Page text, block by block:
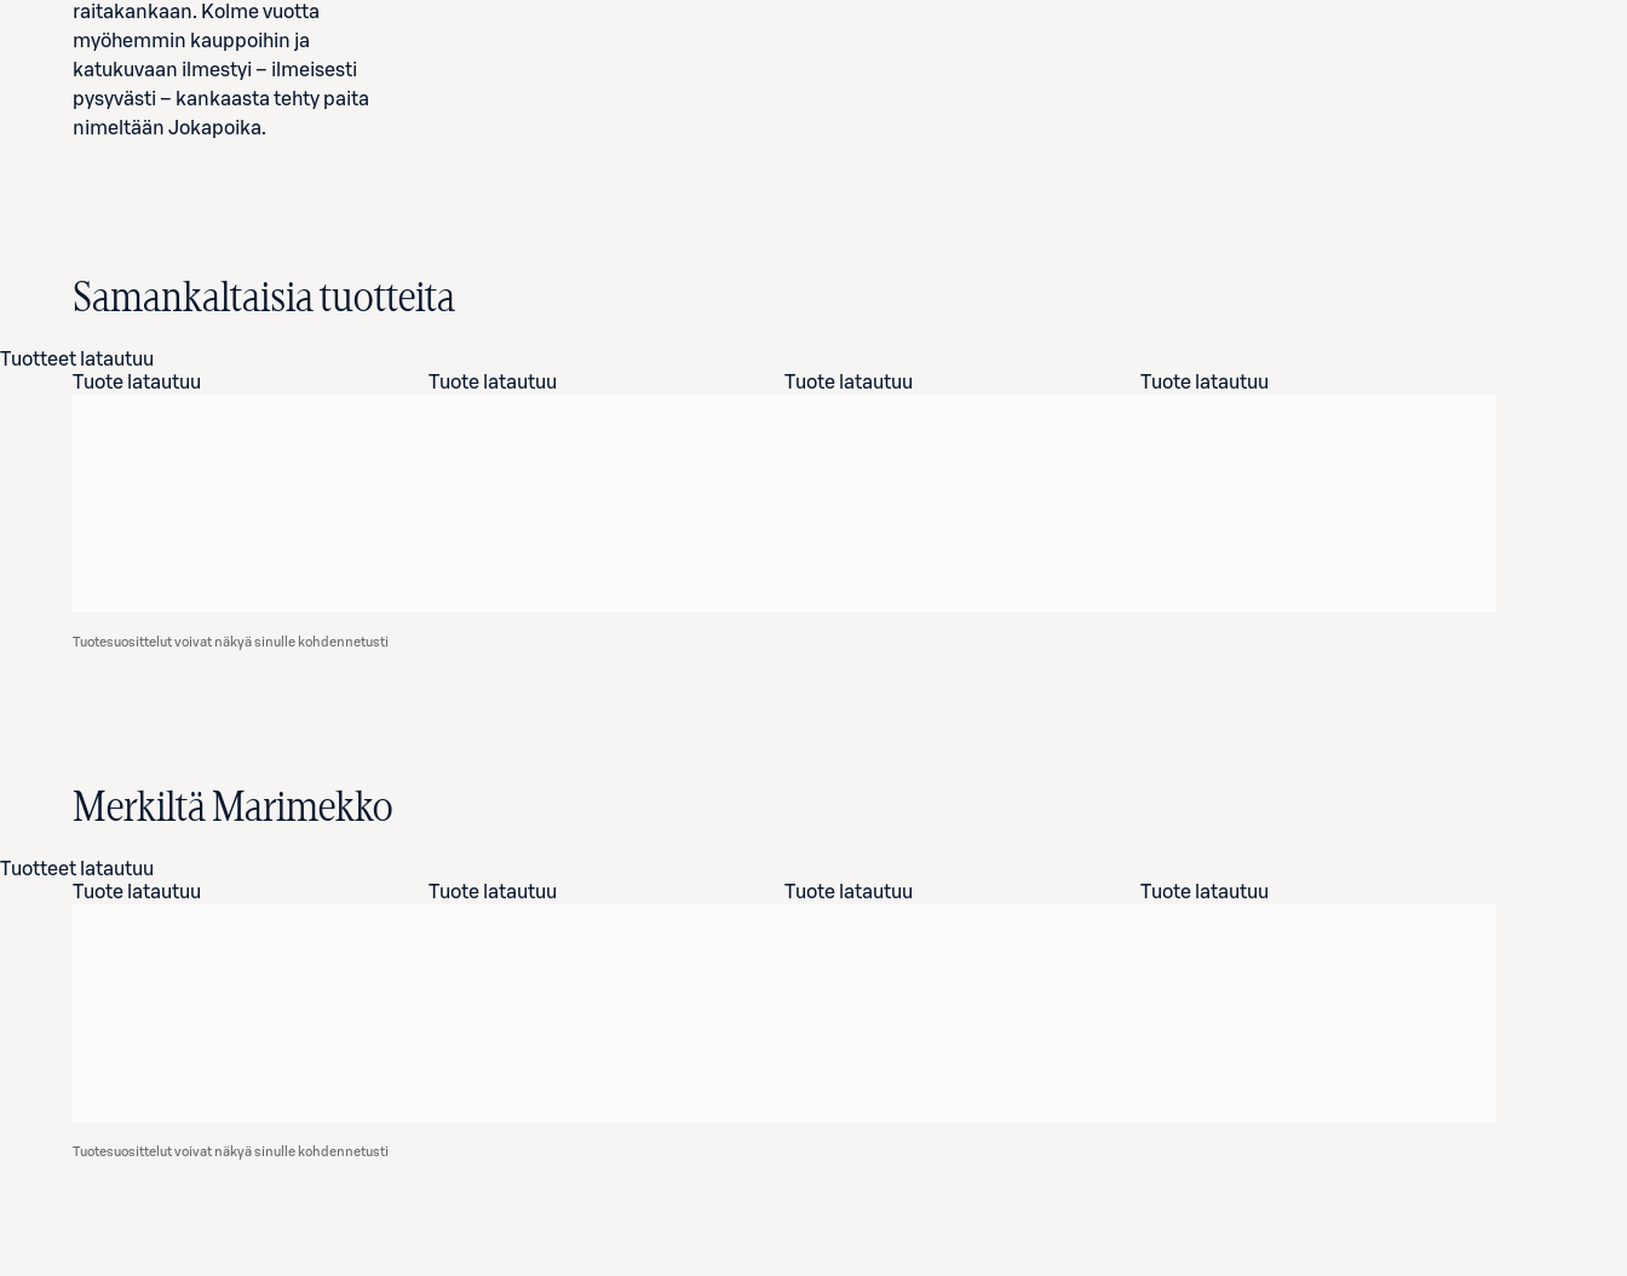
raitakankaan. Kolme vuotta
myöhemmin kauppoihin ja
katukuvaan ilmestyi – ilmeisesti
pysyvästi – kankaasta tehty paita
nimeltään Jokapoika.
Samankaltaisia tuotteita
Tuotteet latautuu
Tuote latautuu
Tuote latautuu Tuote latautuu Tuote latautuu
Tuotesuosittelut voivat näkyä sinulle kohdennetusti
Merkiltä Marimekko
Tuotteet latautuu
Tuote latautuu
Tuote latautuu Tuote latautuu Tuote latautuu
Tuotesuosittelut voivat näkyä sinulle kohdennetusti